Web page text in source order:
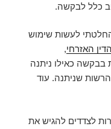
לעשות שימוש
האזרחי,
בבקשה כאילו ניתנה
שניתנה. עוד
לצדדים להגיש את